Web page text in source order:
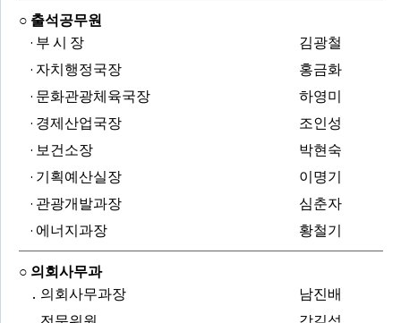
○ 출석공무원
· 부 시 장
김광철
· 자치행정국장
홍금화
· 문화관광체육국장
하영미
· 경제산업국장
조인성
· 보건소장
박현숙
· 기획예산실장
이명기
· 관광개발과장
심춘자
· 에너지과장
황철기
○ 의회사무과
․ 의회사무과장
남진배